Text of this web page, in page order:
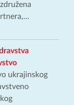
ukrajinskog